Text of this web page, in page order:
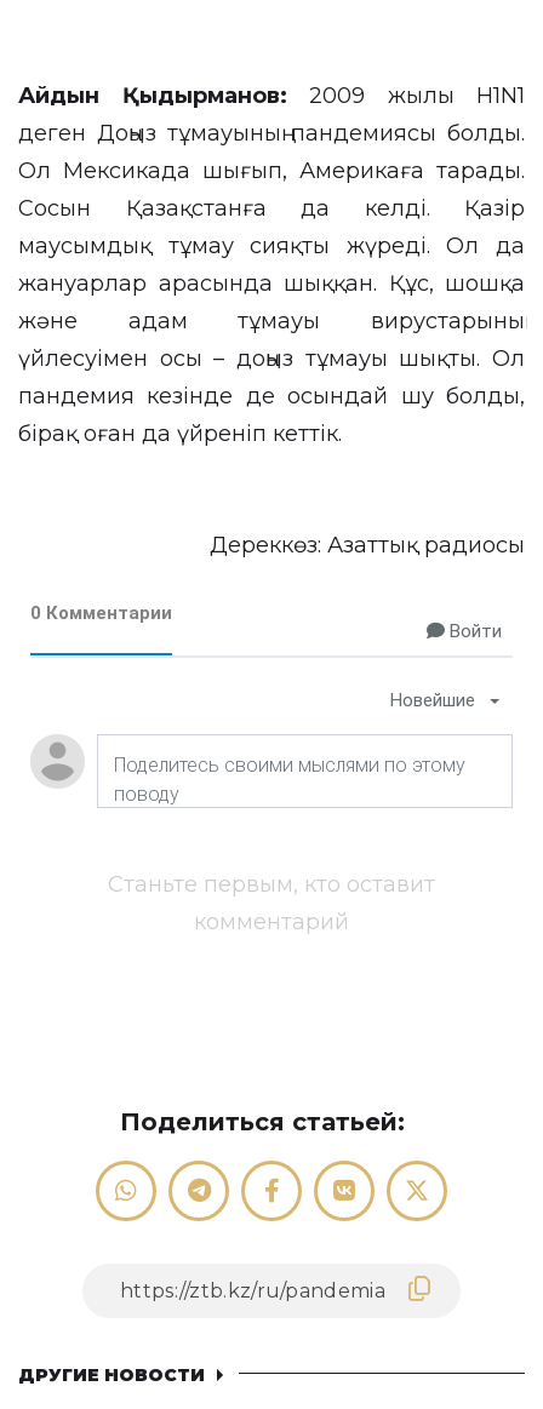
Айдын Қыдырманов: 2009 жылы Н1N1
деген Доңыз тұмауының пандемиясы болды.
Ол Мексикада шығып, Америкаға тарады.
Сосын Қазақстанға да келді. Қазір
маусымдық тұмау сияқты жүреді. Ол да
жануарлар арасында шыққан. Құс, шошқа
және адам тұмауы вирустарының
үйлесуімен осы – доңыз тұмауы шықты. Ол
пандемия кезінде де осындай шу болды,
бірақ оған да үйреніп кеттік.
Дереккөз: Азаттық радиосы
0 Комментарии
Войти
Новейшие
Станьте первым, кто оставит
комментарий
Поделиться статьей:
ДРУГИЕ НОВОСТИ